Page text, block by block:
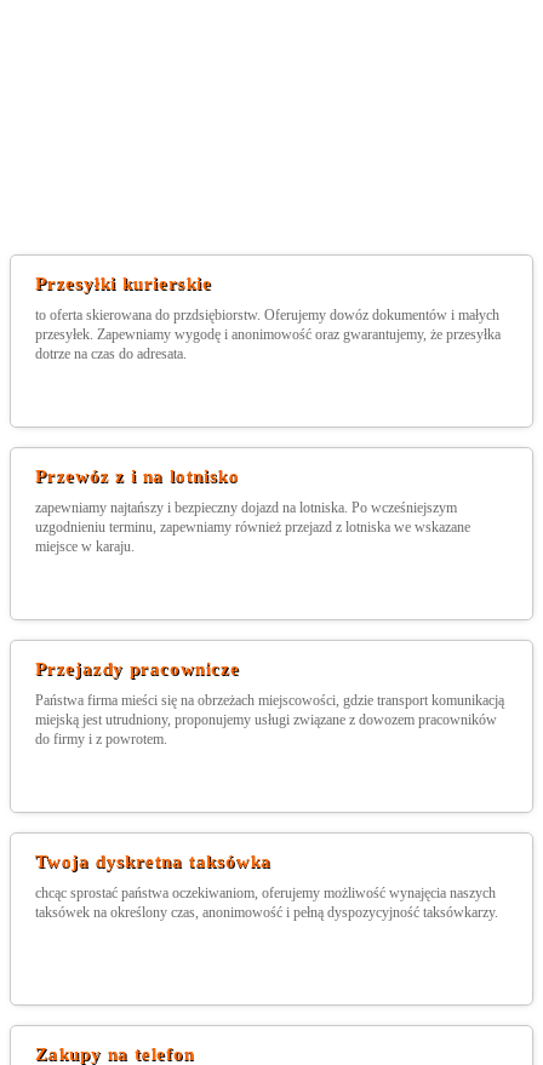
Przesyłki kurierskie
to oferta skierowana do przdsiębiorstw. Oferujemy dowóz dokumentów i małych
przesyłek. Zapewniamy wygodę i anonimowość oraz gwarantujemy, że przesyłka
dotrze na czas do adresata.
Przewóz z i na lotnisko
zapewniamy najtańszy i bezpieczny dojazd na lotniska. Po wcześniejszym
uzgodnieniu terminu, zapewniamy również przejazd z lotniska we wskazane
miejsce w karaju.
Przejazdy pracownicze
Państwa firma mieści się na obrzeżach miejscowości, gdzie transport komunikacją
miejską jest utrudniony, proponujemy usługi związane z dowozem pracowników
do firmy i z powrotem.
Twoja dyskretna taksówka
chcąc sprostać państwa oczekiwaniom, oferujemy możliwość wynajęcia naszych
taksówek na określony czas, anonimowość i pełną dyspozycyjność taksówkarzy.
Zakupy na telefon